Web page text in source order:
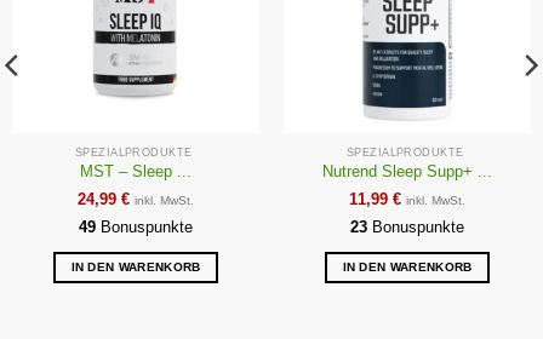
SPEZIALPRODUKTE
MST – Sleep ...
24,99 € inkl. MwSt.
49 Bonuspunkte
IN DEN WARENKORB
SPEZIALPRODUKTE
Nutrend Sleep Supp+ ...
11,99 € inkl. MwSt.
23 Bonuspunkte
IN DEN WARENKORB